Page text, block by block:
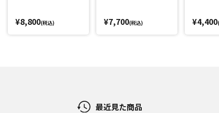
¥8,800(税込) ¥7,700(税込) ¥4,400
最近見た商品